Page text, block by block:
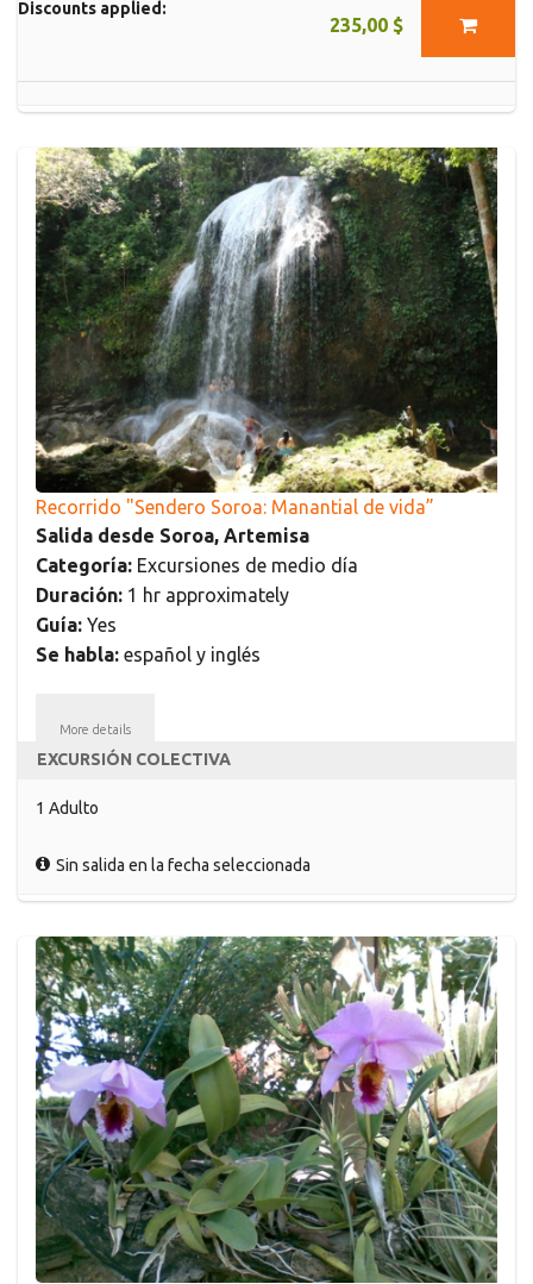
235,00 $
Discounts applied:
Recorrido "Sendero Soroa: Manantial de vida”
Salida desde Soroa, Artemisa
Categoría: Excursiones de medio día
Duración: 1 hr approximately
Guía: Yes
Se habla: español y inglés
More details
EXCURSIÓN COLECTIVA
1 Adulto
Sin salida en la fecha seleccionada